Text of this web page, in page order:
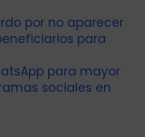
por no aparecer
para
para mayor
sociales en